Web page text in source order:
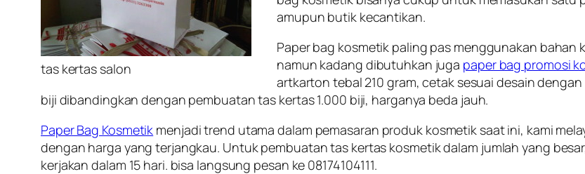
tas kertas salon
amupun butik kecantikan.
Paper bag kosmetik paling pas menggunakan
namun kadang dibutuhkan juga paper bag promosi
artkarton tebal 210 gram, cetak sesuai desain
biji dibandingkan dengan pembuatan tas kertas 1.000 biji, harganya beda jauh.
Paper Bag Kosmetik menjadi trend utama dalam pemasaran produk kosmetik saat ini, kami
dengan harga yang terjangkau. Untuk pembuatan tas kertas kosmetik dalam jumlah yang
kerjakan dalam 15 hari. bisa langsung pesan ke 08174104111.